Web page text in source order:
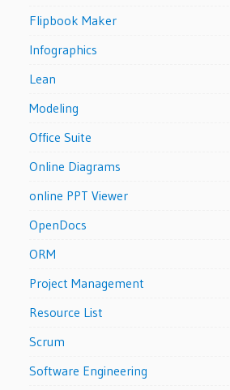
Flipbook Maker
Infographics
Lean
Modeling
Office Suite
Online Diagrams
online PPT Viewer
OpenDocs
ORM
Project Management
Resource List
Scrum
Software Engineering